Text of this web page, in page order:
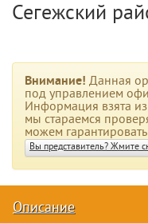
Сегежский
Внимание! Данная
под управлением
Информация взята
мы стараемся
можем гарантировать
Вы представитель? Жмите
Описание